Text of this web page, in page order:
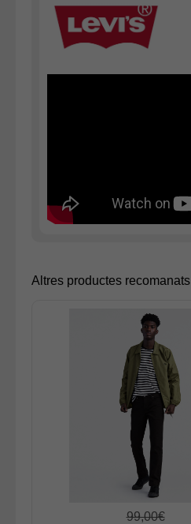
Altres productes recomanats
99,00€